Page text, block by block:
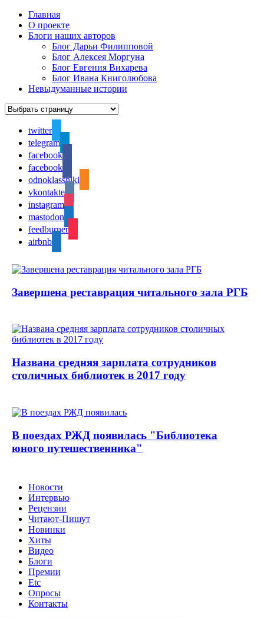
Главная
О проекте
Блоги наших авторов
Блог Дарьи Филипповой
Блог Алексея Моргуна
Блог Евгения Вихарева
Блог Ивана Книголюбова
Невыдуманные истории
twitter
telegram
facebook
facebook
odnoklassniki
vkontakte
instagram
mastodon
feedburner
airbnb
Завершена реставрация читального зала РГБ
Названа средняя зарплата сотрудников
столичных библиотек в 2017 году
В поездах РЖД появилась "Библиотека
юного путешественника"
Новости
Интервью
Рецензии
Читают-Пишут
Новинки
Хиты
Видео
Блоги
Премии
Etc
Опросы
Контакты